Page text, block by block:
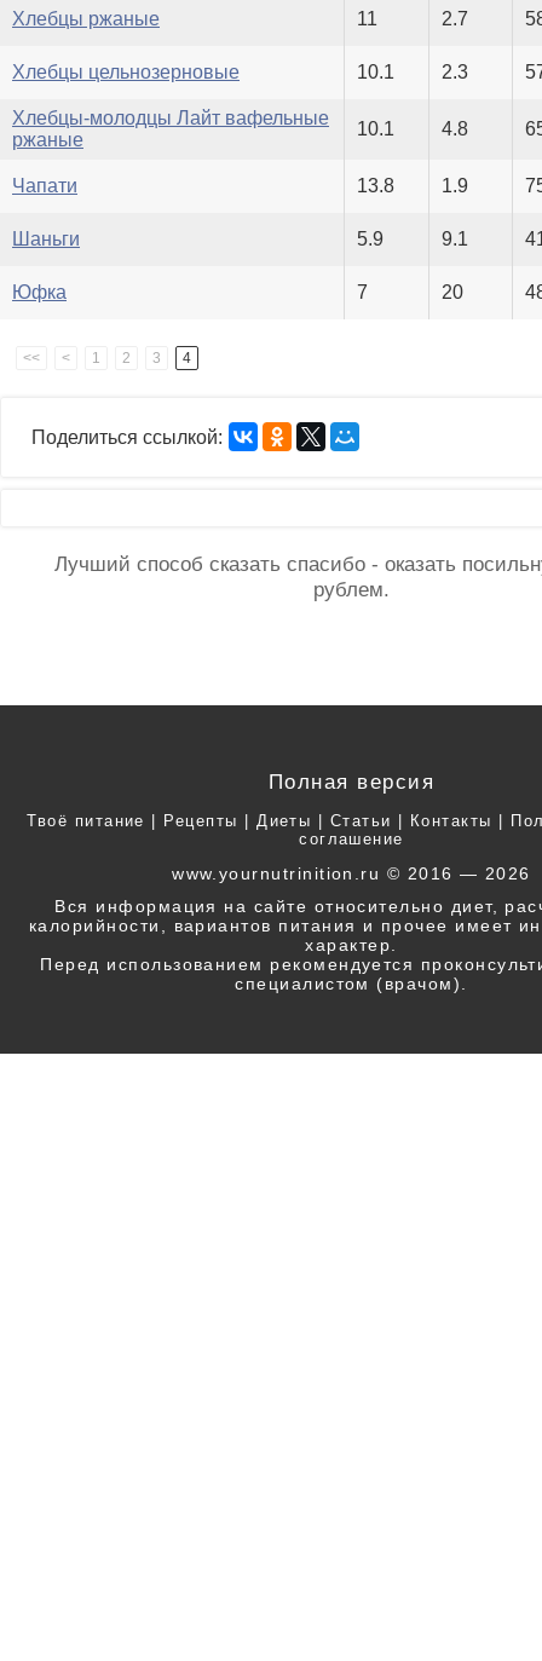
Хлебцы ржаные 11 2.7
Хлебцы цельнозерновые 10.1 2.3
Хлебцы-молодцы Лайт вафельные
ржаные
10.1 4.8
Чапати 13.8 1.9
Шаньги 5.9 9.1
Юфка 7 20
<< < 1 2 3 4
Поделиться ссылкой:
Лучший способ сказать спасибо - оказать
рублем.
Полная версия
Твоё питание | Рецепты | Диеты | Статьи | Контакты |
соглашение
www.yournutrinition.ru © 2016 — 2026
Вся информация на сайте относительно диет,
калорийности, вариантов питания и прочее имеет
характер.
Перед использованием рекомендуется
специалистом (врачом).